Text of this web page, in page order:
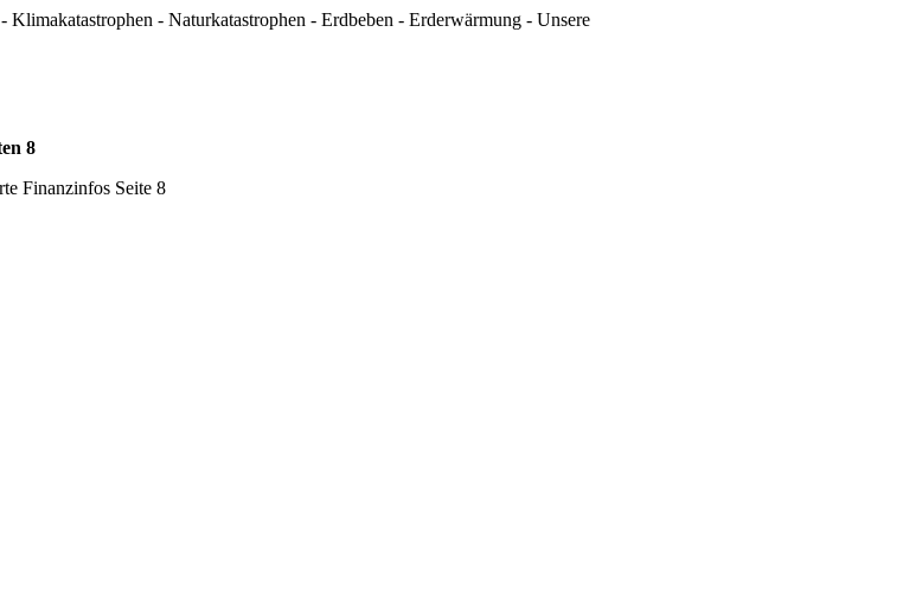
- Naturkatastrophen - Erdbeben - Erderwärmung - Unsere
8
Finanzinfos Seite 8